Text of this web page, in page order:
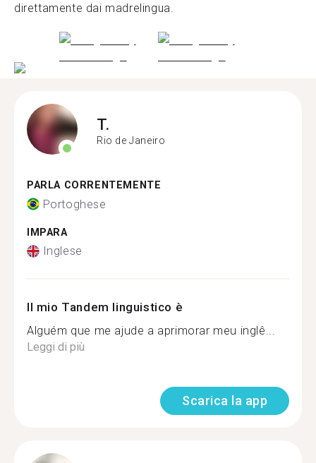
direttamente dai madrelingua.
T.
Rio de Janeiro
PARLA CORRENTEMENTE
Portoghese
IMPARA
Inglese
Il mio Tandem linguistico è
Alguém que me ajude a aprimorar meu inglê...
Leggi di più
Scarica la app